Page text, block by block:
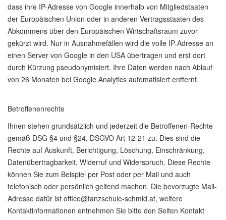
dass ihre IP-Adresse von Google innerhalb von Mitgliedstaaten
der Europäischen Union oder in anderen Vertragsstaaten des
Abkommens über den Europäischen Wirtschaftsraum zuvor
gekürzt wird. Nur in Ausnahmefällen wird die volle IP-Adresse an
einen Server von Google in den USA übertragen und erst dort
durch Kürzung pseudonymisiert. Ihre Daten werden nach Ablauf
von 26 Monaten bei Google Analytics automatisiert entfernt.
Betroffenenrechte
Ihnen stehen grundsätzlich und jederzeit die Betroffenen-Rechte
gemäß DSG §4 und §24, DSGVO Art 12-21 zu. Dies sind die
Rechte auf Auskunft, Berichtigung, Löschung, Einschränkung,
Datenübertragbarkeit, Widerruf und Widerspruch. Diese Rechte
können Sie zum Beispiel per Post oder per Mail und auch
telefonisch oder persönlich geltend machen. Die bevorzugte Mail-
Adresse dafür ist office@tanzschule-schmid.at, weitere
Kontaktinformationen entnehmen Sie bitte den Seiten Kontakt